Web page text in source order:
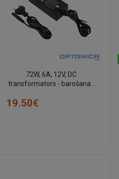
72W, 6A, 12V, DC
transformators - barošanas
19.50€